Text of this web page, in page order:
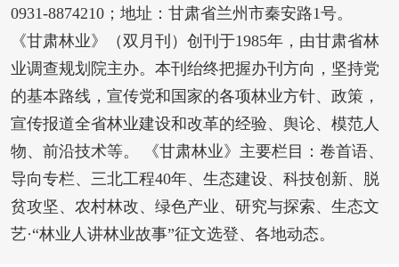
0931-8874210；地址：甘肃省兰州市秦安路1号。
《甘肃林业》（双月刊）创刊于1985年，由甘肃省林
业调查规划院主办。本刊绐终把握办刊方向，坚持党
的基本路线，宣传党和国家的各项林业方针、政策，
宣传报道全省林业建设和改革的经验、舆论、模范人
物、前沿技术等。 《甘肃林业》主要栏目：卷首语、
导向专栏、三北工程40年、生态建设、科技创新、脱
贫攻坚、农村林改、绿色产业、研究与探索、生态文
艺·“林业人讲林业故事”征文选登、各地动态。